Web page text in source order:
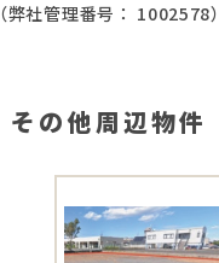
（弊社管理番号： 1002578）
その他周辺物件